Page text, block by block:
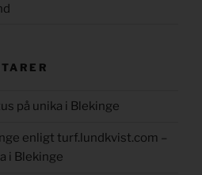
på unika i Blekinge
enligt turf.lundkvist.com –
i Blekinge